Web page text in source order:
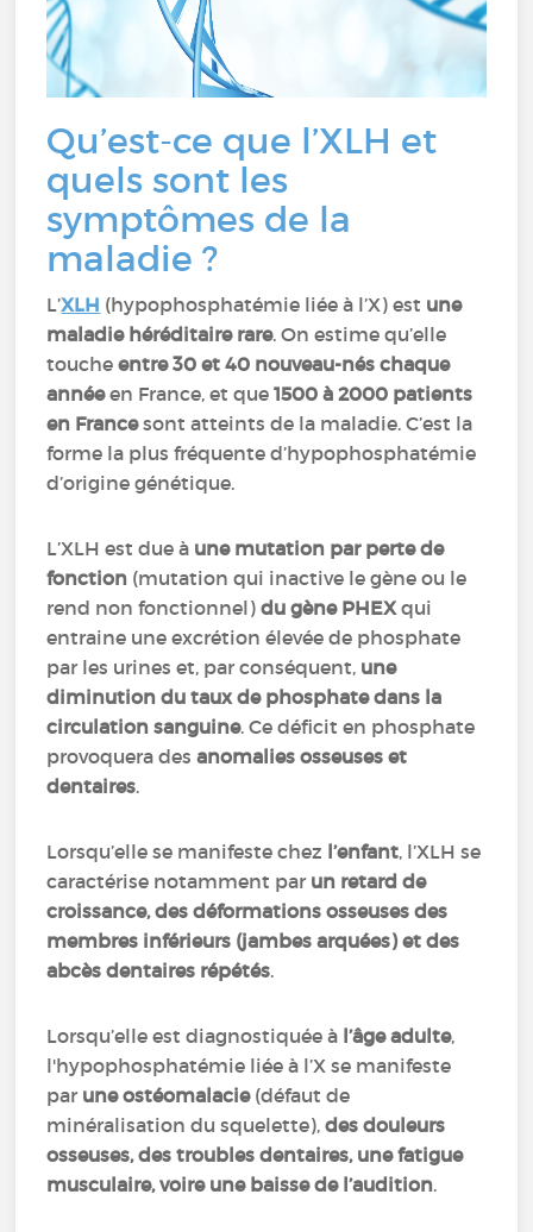
Qu’est-ce que l’XLH et
quels sont les
symptômes de la
maladie ?
L’XLH (hypophosphatémie liée à l’X) est une
maladie héréditaire rare. On estime qu’elle
toucheentre 30 et 40 nouveau-nés chaque
annéeen France, et que1500 à 2000 patients
en Francesont atteints de la maladie. C’est la
forme la plus fréquente d’hypophosphatémie
d’origine génétique.
L’XLH est due à une mutation par perte de
fonction (mutation qui inactive le gène ou le
rend non fonctionnel)du gène PHEXqui
entraine une excrétion élevée de phosphate
par les urines et, par conséquent, une
diminution du taux de phosphate dans la
circulation sanguine. Ce déficit en phosphate
provoquera desanomalies osseuses et
dentaires.
Lorsqu’elle se manifeste chez l’enfant, l’XLH se
caractérise notamment par un retard de
croissance, des déformations osseuses des
membres inférieurs (jambes arquées) et des
abcès dentaires répétés.
Lorsqu’elle est diagnostiquée à l’âge adulte,
l'hypophosphatémie liée à l’X se manifeste
par une ostéomalacie(défaut de
minéralisation du squelette),des douleurs
osseuses, des troubles dentaires, une fatigue
musculaire, voire une baisse de l’audition.